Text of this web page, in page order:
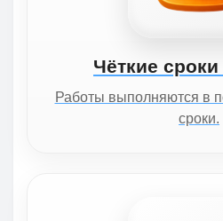
Чёткие
Работы выполняются в
сроки.